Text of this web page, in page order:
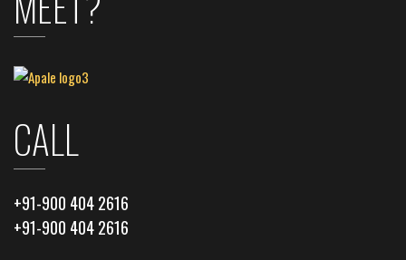
CALL
+91-900 404 2616
+91-900 404 2616